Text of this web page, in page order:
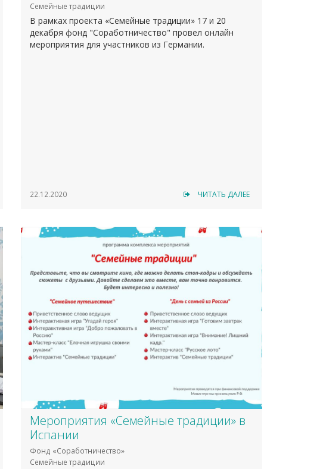
Семейные традиции
В рамках проекта «Семейные традиции» 17 и 20
декабря фонд "Соработничество" провел онлайн
мероприятия для участников из Германии.
22.12.2020 ЧИТАТЬ ДАЛЕЕ
Мероприятия «Семейные традиции» в
Испании
Фонд «Соработничество»
Семейные традиции